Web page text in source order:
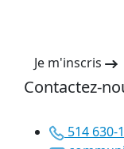
Je m'inscris
Contactez-
514 630-